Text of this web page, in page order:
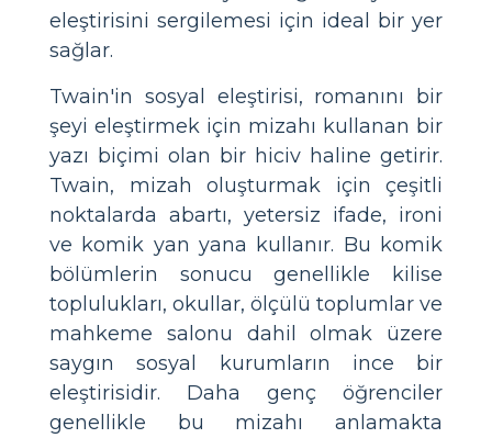
eleştirisini sergilemesi için ideal bir yer
sağlar.
Twain'in sosyal eleştirisi, romanını bir
şeyi eleştirmek için mizahı kullanan bir
yazı biçimi olan bir hiciv haline getirir.
Twain, mizah oluşturmak için çeşitli
noktalarda abartı, yetersiz ifade, ironi
ve komik yan yana kullanır. Bu komik
bölümlerin sonucu genellikle kilise
toplulukları, okullar, ölçülü toplumlar ve
mahkeme salonu dahil olmak üzere
saygın sosyal kurumların ince bir
eleştirisidir. Daha genç öğrenciler
genellikle bu mizahı anlamakta